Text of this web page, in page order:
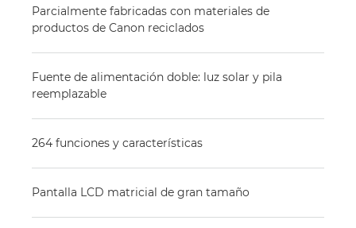
Parcialmente fabricadas con materiales de
productos de Canon reciclados
Fuente de alimentación doble: luz solar y pila
reemplazable
264 funciones y características
Pantalla LCD matricial de gran tamaño